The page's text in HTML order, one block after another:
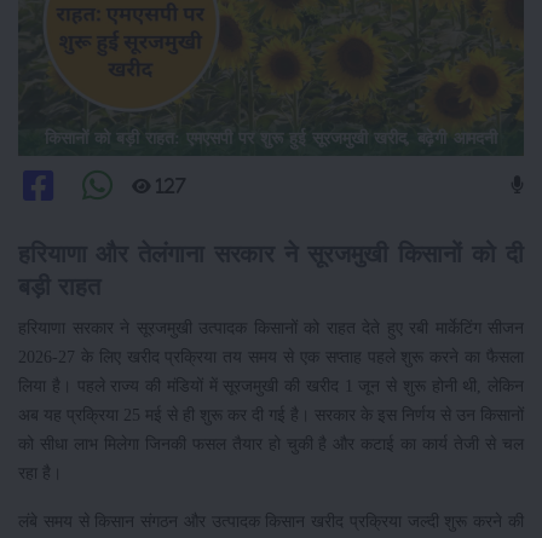
किसानों को बड़ी राहत: एमएसपी पर शुरू हुई सूरजमुखी खरीद, बढ़ेगी आमदनी
127
हरियाणा सरकार ने सूरजमुखी उत्पादक किसानों को राहत देते हुए रबी मार्केटिंग सीजन
2026-27 के लिए खरीद प्रक्रिया तय समय से एक सप्ताह पहले शुरू करने का फैसला
लिया है। पहले राज्य की मंडियों में सूरजमुखी की खरीद 1 जून से शुरू होनी थी, लेकिन
अब यह प्रक्रिया 25 मई से ही शुरू कर दी गई है। सरकार के इस निर्णय से उन किसानों
को सीधा लाभ मिलेगा जिनकी फसल तैयार हो चुकी है और कटाई का कार्य तेजी से चल
रहा है।
लंबे समय से किसान संगठन और उत्पादक किसान खरीद प्रक्रिया जल्दी शुरू करने की